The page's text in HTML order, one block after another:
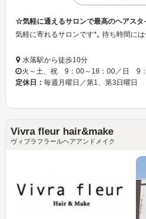
☆気軽に通えるサロンで最高のヘアス
水落駅から徒歩10分
火～土、祝 9：00～18：00／日 9
定休日： 毎週月曜日／第1、第3日曜日
Vivra fleur hair&make
ヴィブラフラールヘアアンドメイク